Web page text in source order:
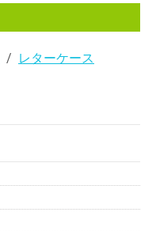
レターケース